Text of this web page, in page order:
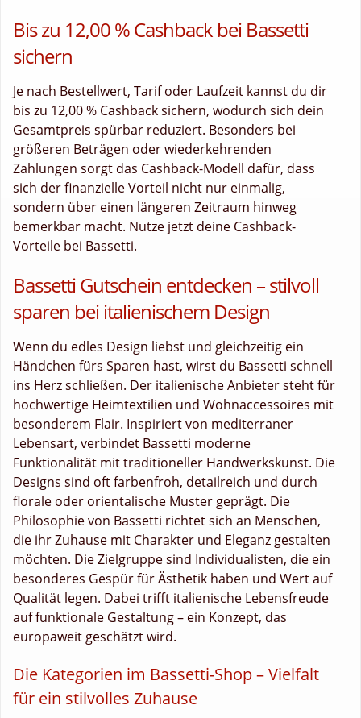
Bis zu 12,00 % Cashback bei Bassetti
sichern
Je nach Bestellwert, Tarif oder Laufzeit kannst du dir
bis zu 12,00 % Cashback sichern, wodurch sich dein
Gesamtpreis spürbar reduziert. Besonders bei
größeren Beträgen oder wiederkehrenden
Zahlungen sorgt das Cashback-Modell dafür, dass
sich der finanzielle Vorteil nicht nur einmalig,
sondern über einen längeren Zeitraum hinweg
bemerkbar macht. Nutze jetzt deine Cashback-
Vorteile bei Bassetti.
Bassetti Gutschein entdecken – stilvoll
sparen bei italienischem Design
Wenn du edles Design liebst und gleichzeitig ein
Händchen fürs Sparen hast, wirst du Bassetti schnell
ins Herz schließen. Der italienische Anbieter steht für
hochwertige Heimtextilien und Wohnaccessoires mit
besonderem Flair. Inspiriert von mediterraner
Lebensart, verbindet Bassetti moderne
Funktionalität mit traditioneller Handwerkskunst. Die
Designs sind oft farbenfroh, detailreich und durch
florale oder orientalische Muster geprägt. Die
Philosophie von Bassetti richtet sich an Menschen,
die ihr Zuhause mit Charakter und Eleganz gestalten
möchten. Die Zielgruppe sind Individualisten, die ein
besonderes Gespür für Ästhetik haben und Wert auf
Qualität legen. Dabei trifft italienische Lebensfreude
auf funktionale Gestaltung – ein Konzept, das
europaweit geschätzt wird.
Die Kategorien im Bassetti-Shop – Vielfalt
für ein stilvolles Zuhause